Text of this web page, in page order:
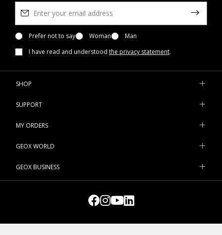
Prefer not to say Woman
Man
I have read and understood the privacy statement.
SHOP
SUPPORT
MY ORDERS
GEOX WORLD
GEOX BUSINESS